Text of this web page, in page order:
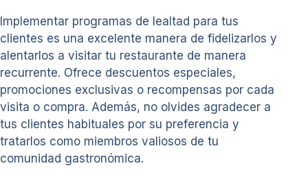
Implementar programas de lealtad para tus
clientes es una excelente manera de fidelizarlos y
alentarlos a visitar tu restaurante de manera
recurrente. Ofrece descuentos especiales,
promociones exclusivas o recompensas por cada
visita o compra. Además, no olvides agradecer a
tus clientes habituales por su preferencia y
tratarlos como miembros valiosos de tu
comunidad gastronómica.